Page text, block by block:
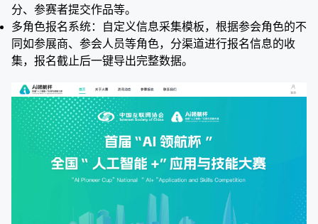
分、参赛者提交作品等。
多角色报名系统：自定义信息采集模板，根据参会角色的不
同如参展商、参会人员等角色，分渠道进行报名信息的收
集，报名截止后一键导出完整数据。